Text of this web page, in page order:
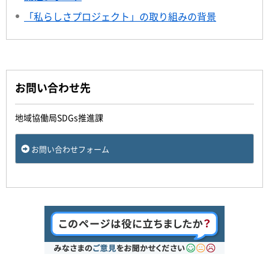
「私らしさプロジェクト」の取り組みの背景
お問い合わせ先
地域協働局SDGs推進課
お問い合わせフォーム